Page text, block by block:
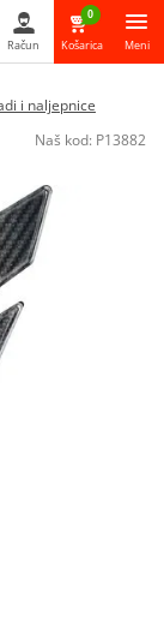
Pretraga
Račun
0
Košarica Meni
i naljepnice
Naš kod: P13882